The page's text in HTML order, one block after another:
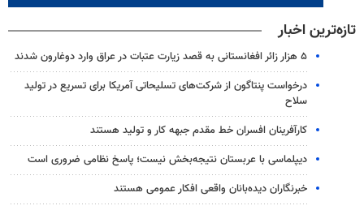
تازه‌ترین اخبار
۵ هزار زائر افغانستانی به قصد زیارت عتبات در عراق وارد دوغارون شدند
درخواست پنتاگون از شرکت‌های تسلیحاتی آمریکا برای تسریع در تولید
سلاح
کارآفرینان افسران خط مقدم جبهه کار و تولید هستند
دیپلماسی با عربستان نتیجه‌بخش نیست؛ پاسخ نظامی ضروری است
خبرنگاران دیده‌بانان واقعی افکار عمومی هستند